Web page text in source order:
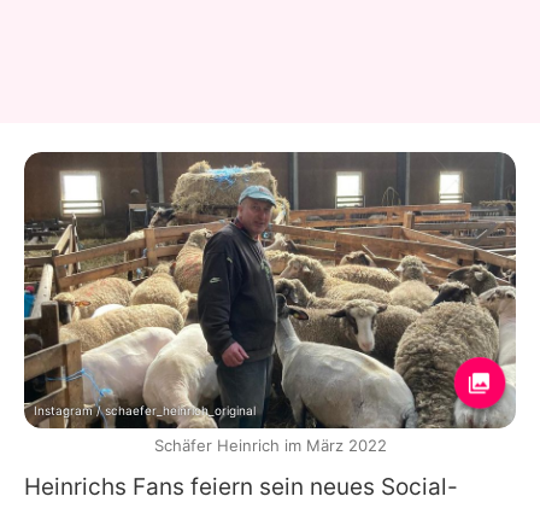
Heinrichs Fans feiern sein neues Social-
Instagram / schaefer_heinrich_original
Schäfer Heinrich im März 2022